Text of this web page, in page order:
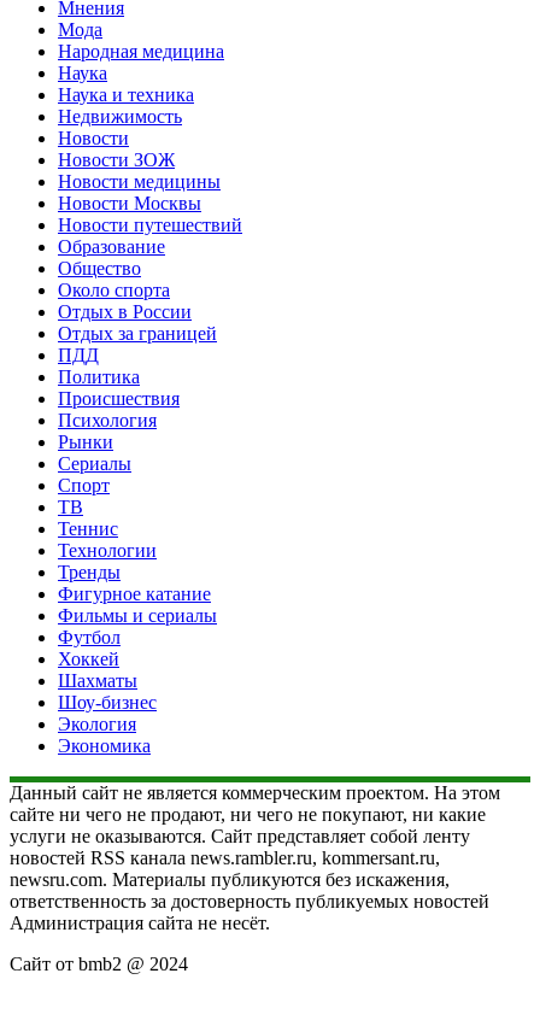
Мнения
Мода
Народная медицина
Наука
Наука и техника
Недвижимость
Новости
Новости ЗОЖ
Новости медицины
Новости Москвы
Новости путешествий
Образование
Общество
Около спорта
Отдых в России
Отдых за границей
ПДД
Политика
Происшествия
Психология
Рынки
Сериалы
Спорт
ТВ
Теннис
Технологии
Тренды
Фигурное катание
Фильмы и сериалы
Футбол
Хоккей
Шахматы
Шоу-бизнес
Экология
Экономика
Данный сайт не является коммерческим проектом. На этом
сайте ни чего не продают, ни чего не покупают, ни какие
услуги не оказываются. Сайт представляет собой ленту
новостей RSS канала news.rambler.ru, kommersant.ru,
newsru.com. Материалы публикуются без искажения,
ответственность за достоверность публикуемых новостей
Администрация сайта не несёт.
Сайт от bmb2 @ 2024